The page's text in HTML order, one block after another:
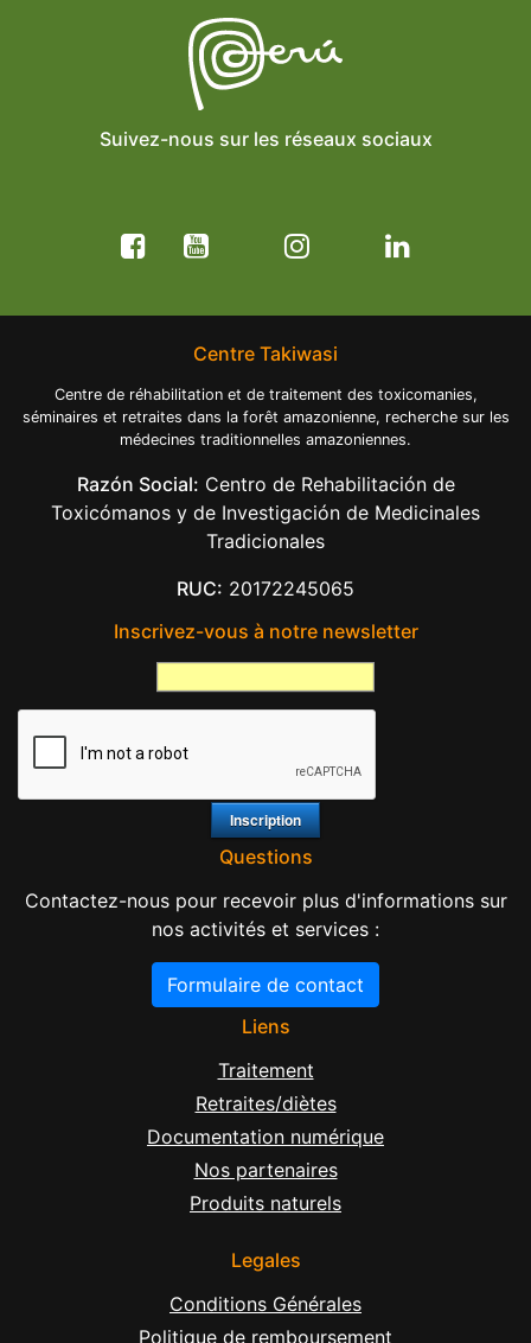
Suivez-nous sur les réseaux sociaux
Centre Takiwasi
Centre de réhabilitation et de traitement des toxicomanies,
séminaires et retraites dans la forêt amazonienne, recherche sur les
médecines traditionnelles amazoniennes.
Razón Social: Centro de Rehabilitación de
Toxicómanos y de Investigación de Medicinales
Tradicionales
RUC: 20172245065
Inscrivez-vous à notre newsletter
Questions
Contactez-nous pour recevoir plus d'informations sur
nos activités et services :
Formulaire de contact
Liens
Traitement
Retraites/diètes
Documentation numérique
Nos partenaires
Produits naturels
Legales
Conditions Générales
Politique de remboursement